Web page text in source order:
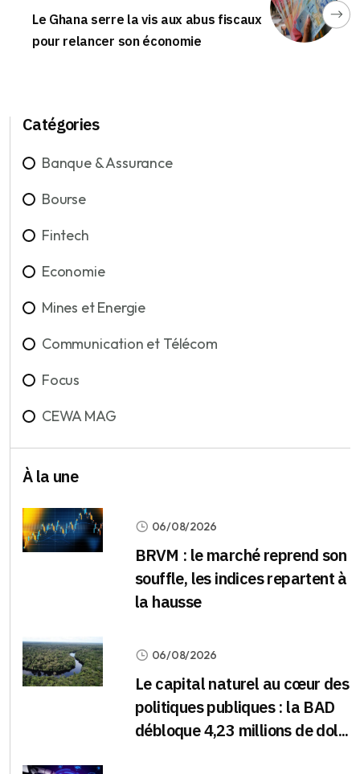
Le Ghana serre la vis aux abus fiscaux
pour relancer son économie
Catégories
Banque & Assurance
Bourse
Fintech
Economie
Mines et Energie
Communication et Télécom
Focus
CEWA MAG
À la une
06/08/2026
BRVM : le marché reprend son
souffle, les indices repartent à
la hausse
06/08/2026
Le capital naturel au cœur des
politiques publiques : la BAD
débloque 4,23 millions de dol...